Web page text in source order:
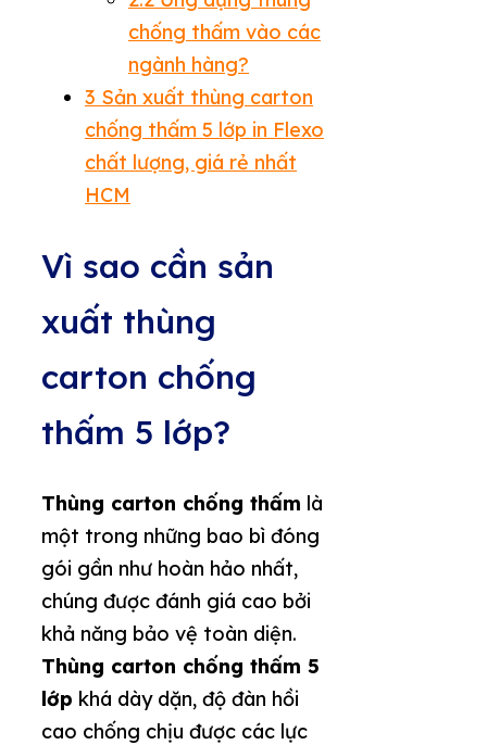
chống thấm vào các
ngành hàng?
3 Sản xuất thùng carton
chống thấm 5 lớp in Flexo
chất lượng, giá rẻ nhất
HCM
Vì sao cần sản
xuất thùng
carton chống
thấm 5 lớp?
Thùng carton chống thấm là
một trong những bao bì đóng
gói gần như hoàn hảo nhất,
chúng được đánh giá cao bởi
khả năng bảo vệ toàn diện.
Thùng carton chống thấm 5
lớp khá dày dặn, độ đàn hồi
cao chống chịu được các lực